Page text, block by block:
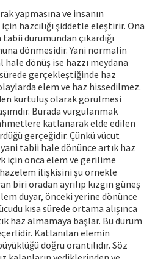
yapmasına ve insanın
hazcılığı şiddetle eleştirir. Ona
durumundan çıkardığı
dönmesidir. Yani normalin
hale dönüş ise hazzı meydana
gerçekleştiğinde haz
elem ve haz hissedilmez.
kurtuluş olarak görülmesi
Burada vurgulanmak
katlanarak elde edilen
gerçeğidir. Çünkü vücut
tabii hale dönünce artık haz
için onca elem ve gerilime
ilişkisini şu örnekle
biri oradan ayrılıp kızgın güneş
duyar, önceki yerine dönünce
kısa sürede ortama alışınca
haz almamaya başlar. Bu durum
Katlanılan elemin
doğru orantılıdır. Söz